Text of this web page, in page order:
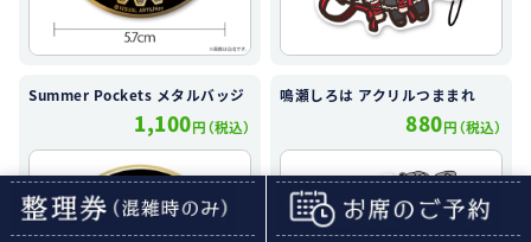
Summer Pockets メタルバッジ
1,100円（税込）
鳴瀬しろは アクリルつままれ
880円（税込）